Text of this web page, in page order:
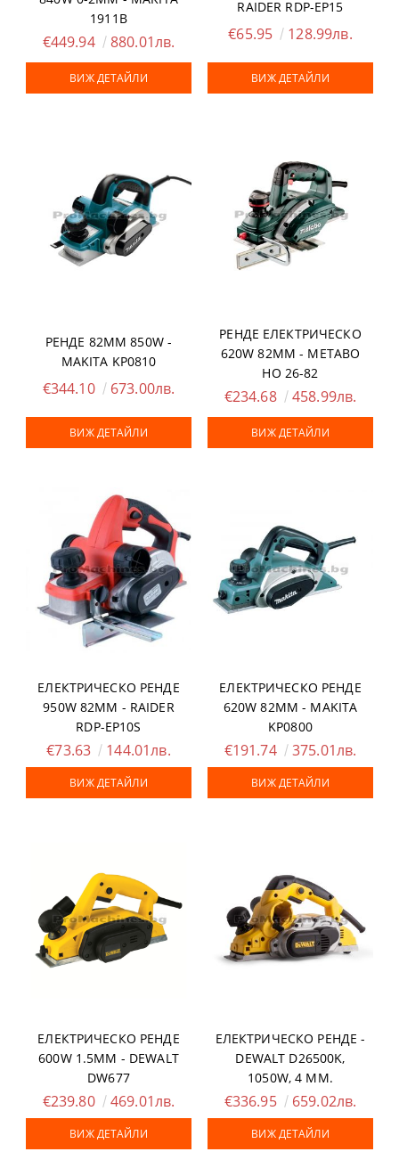
1911B
€449.94 880.01лв.
ВИЖ ДЕТАЙЛИ
RAIDER RDP-EP15
€65.95 128.99лв.
ВИЖ ДЕТАЙЛИ
РЕНДЕ 82ММ 850W -
MAKITA KP0810
€344.10 673.00лв.
ВИЖ ДЕТАЙЛИ
РЕНДЕ ЕЛЕКТРИЧЕСКО
620W 82ММ - METABO
HO 26-82
€234.68 458.99лв.
ВИЖ ДЕТАЙЛИ
ЕЛЕКТРИЧЕСКО РЕНДЕ
950W 82ММ - RAIDER
RDP-EP10S
€73.63 144.01лв.
ВИЖ ДЕТАЙЛИ
ЕЛЕКТРИЧЕСКО РЕНДЕ
620W 82ММ - MAKITA
KP0800
€191.74 375.01лв.
ВИЖ ДЕТАЙЛИ
ЕЛЕКТРИЧЕСКО РЕНДЕ
600W 1.5ММ - DEWALT
DW677
€239.80 469.01лв.
ВИЖ ДЕТАЙЛИ
ЕЛЕКТРИЧЕСКО РЕНДЕ -
DEWALT D26500K,
1050W, 4 ММ.
€336.95 659.02лв.
ВИЖ ДЕТАЙЛИ